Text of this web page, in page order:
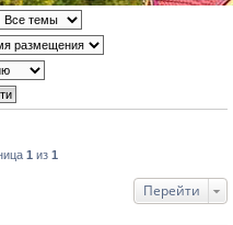
1 из 1
Перейти